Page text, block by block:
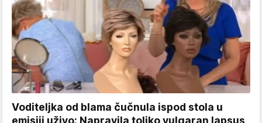
Voditeljka od blama čučnula ispod stola u
emisiji uživo: Napravila toliko vulgaran lapsus